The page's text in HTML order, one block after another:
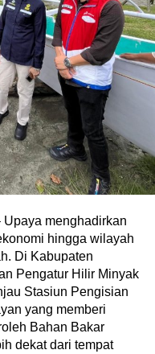
Upaya menghadirkan
hingga wilayah
Di Kabupaten
Pengatur Hilir Minyak
Stasiun Pengisian
yang memberi
Bahan Bakar
dekat dari tempat